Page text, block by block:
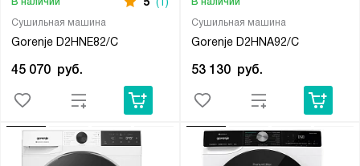
Сушильная машина
Gorenje D2HNE82/C
45 070 руб.
Сушильная машина
Gorenje D2HNA92/C
53 130 руб.